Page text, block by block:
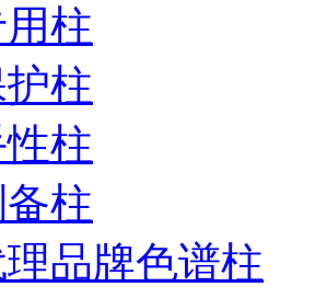
柱
柱
柱
柱
品牌色谱柱